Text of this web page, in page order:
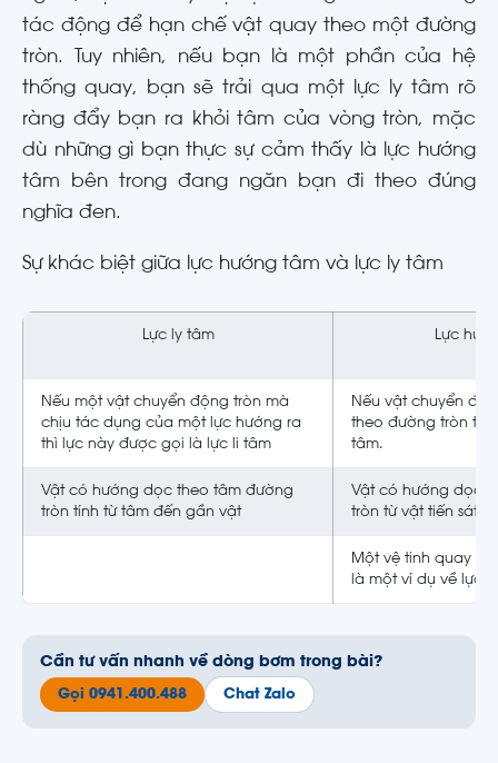
tác động để hạn chế vật quay theo một đường
tròn. Tuy nhiên, nếu bạn là một phần của hệ
thống quay, bạn sẽ trải qua một lực ly tâm rõ
ràng đẩy bạn ra khỏi tâm của vòng tròn, mặc
dù những gì bạn thực sự cảm thấy là lực hướng
tâm bên trong đang ngăn bạn đi theo đúng
nghĩa đen.
Sự khác biệt giữa lực hướng tâm và lực ly tâm
Lực ly tâm Lực
Nếu một vật chuyển động tròn mà
chịu tác dụng của một lực hướng ra
thì lực này được gọi là lực li tâm
Nếu vật chuyển
theo đường tròn thì
tâm.
Vật có hướng dọc theo tâm đường
tròn tính từ tâm đến gần vật
Vật có hướng dọc
tròn từ vật tiến sát
Một vệ tinh quay
là một ví dụ về lực
Cần tư vấn nhanh về dòng bơm trong bài?
Gọi 0941.400.488 Chat Zalo